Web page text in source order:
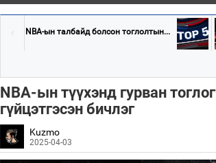
NBA-ын талбайд болсон тоглолтын...
NBA-ын түүхэнд гурван
гүйцэтгэсэн бичлэг
Kuzmo
2025-04-03